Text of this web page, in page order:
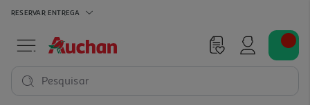
RESERVAR ENTREGA
Pesquisar